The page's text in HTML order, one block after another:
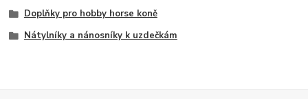
Doplňky pro hobby horse koně
Nátylníky a nánosníky k uzdečkám